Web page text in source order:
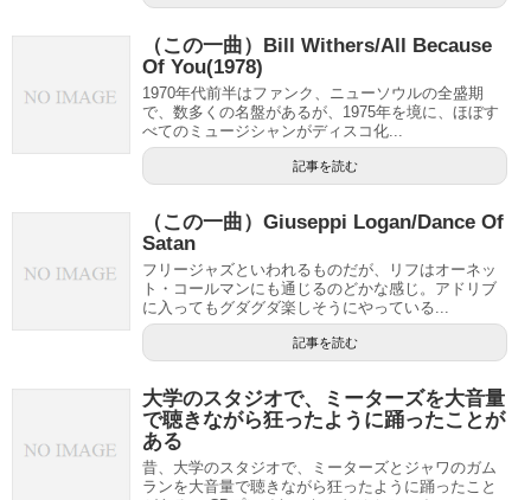
（この一曲）Bill Withers/All Because
Of You(1978)
1970年代前半はファンク、ニューソウルの全盛期
で、数多くの名盤があるが、1975年を境に、ほぼす
べてのミュージシャンがディスコ化...
記事を読む
（この一曲）Giuseppi Logan/Dance Of
Satan
フリージャズといわれるものだが、リフはオーネッ
ト・コールマンにも通じるのどかな感じ。アドリブ
に入ってもグダグダ楽しそうにやっている...
記事を読む
大学のスタジオで、ミーターズを大音量
で聴きながら狂ったように踊ったことが
ある
昔、大学のスタジオで、ミーターズとジャワのガム
ランを大音量で聴きながら狂ったように踊ったこと